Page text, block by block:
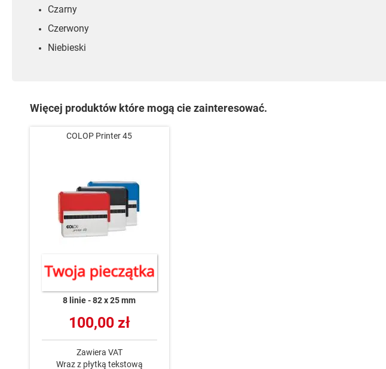
Czarny
Czerwony
Niebieski
Więcej produktów które mogą cie zainteresować.
COLOP Printer 45
8 linie 82 x 25 mm
100,00 zł
Zawiera VAT
Wraz z płytką tekstową